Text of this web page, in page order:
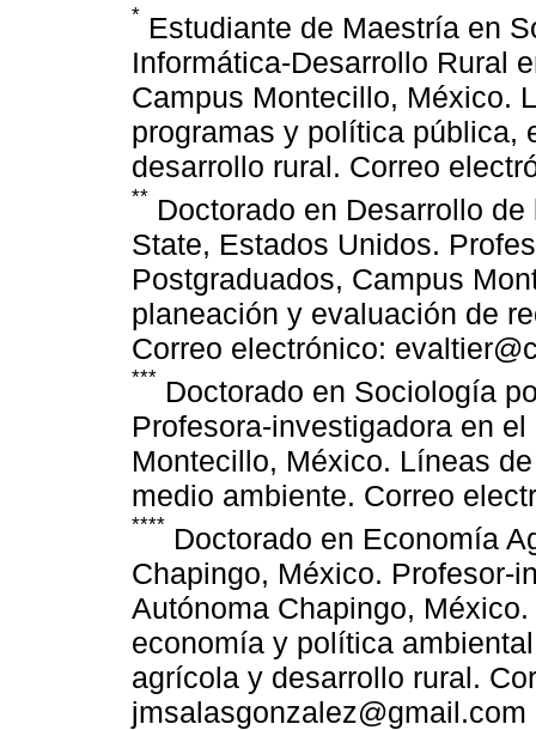
* Estudiante de Maestría en
Informática-Desarrollo Rural
Campus Montecillo, México.
programas y política pública,
desarrollo rural. Correo
** Doctorado en Desarrollo
State, Estados Unidos.
Postgraduados, Campus
planeación y evaluación de
Correo electrónico:
*** Doctorado en Sociología
Profesora-investigadora en
Montecillo, México. Líneas
medio ambiente. Correo
**** Doctorado en Economía
Chapingo, México. Profesor-
Autónoma Chapingo,
economía y política
agrícola y desarrollo rural.
jmsalasgonzalez@gmail.com